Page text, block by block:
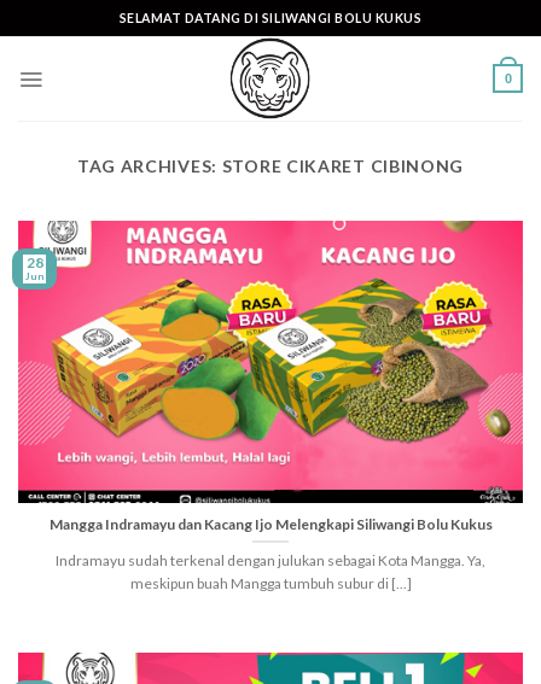
to
SELAMAT DATANG DI SILIWANGI BOLU KUKUS
0
TAG ARCHIVES: STORE CIKARET CIBINONG
Mangga Indramayu dan Kacang Ijo Melengkapi Siliwangi Bolu Kukus
Indramayu sudah terkenal dengan julukan sebagai Kota Mangga. Ya,
meskipun buah Mangga tumbuh subur di [...]
28
Jun